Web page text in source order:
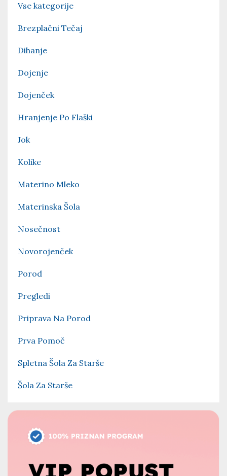
Vse kategorije
Brezplačni Tečaj
Dihanje
Dojenje
Dojenček
Hranjenje Po Flaški
Jok
Kolike
Materino Mleko
Materinska Šola
Nosečnost
Novorojenček
Porod
Pregledi
Priprava Na Porod
Prva Pomoč
Spletna Šola Za Starše
Šola Za Starše